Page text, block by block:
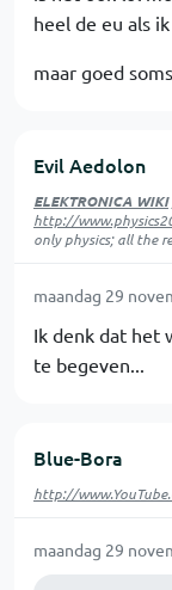
heel de eu als
maar goed
Evil Aedolon
ELEKTRONICA WIKI
http://
only physics; all the
maandag 29
Ik denk dat het
te begeven...
Blue-Bora
http://
maandag 29